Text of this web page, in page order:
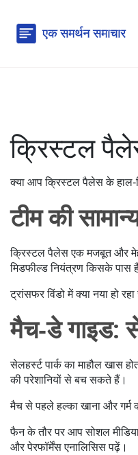
क्रिस्टल
क्या आप क्रिस्टल पैलेस के
टीम की
क्रिस्टल पैलेस एक मजबूत और
मिडफील्ड नियंत्रण किसके
ट्रांसफर विंडो में क्या नया हो
मैच‑डे गाइड:
सेलहर्स्ट पार्क का माहौल खास
की परेशानियों से बच सकते हैं।
मैच से पहले हल्का खाना और
फैन के तौर पर आप सोशल
और पेरफॉर्मेंस एनालिसिस पढ़ें।